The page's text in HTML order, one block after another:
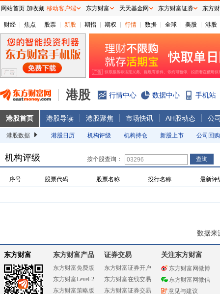
财经 焦点 股票 新股 期指 期权 行情 数据 全球 美股 港股
港股 行情中心 数据中心 手机站
港股首页 港股导读 港股聚焦 市场快讯 AH股动态 公
港股数据 港股日历 机构评级 机构持仓 新股上市 公司回购
机构评级 按个股查询：
序号 股票代码 股票名称 投行名称 最新评
数据来
东方财富 东方财富产品
东方财富免费版
东方财富Level-2
东方财富策略版
证券交易
东方财富证券开户
东方财富在线交易
东方财富证券交易
关注东方财富
东方财富网微博
东方财富网微信
意见与建议
网站首页 加收藏 移动客户端 东方财富 天天基金网 东方财富证券 东方